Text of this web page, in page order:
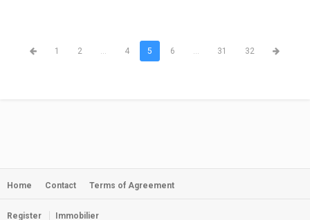
1 2 ... 4 5 6 ... 31 32
Home Contact Terms of Agreement
Register Immobilier